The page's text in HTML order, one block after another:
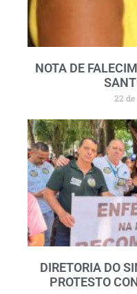
NOTA DE
22
DIRETORIA DO
PROTESTO